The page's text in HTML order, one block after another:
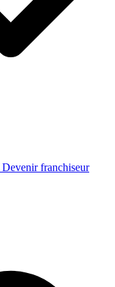
Devenir franchiseur